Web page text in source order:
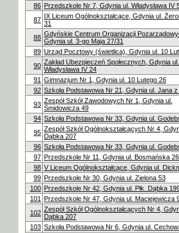
86 Przedszkole Nr 7, Gdynia ul. Władysława IV
87 IX Liceum Ogólnokształcące, Gdynia ul.
31
88 Gdyńskie Centrum Organizacji
Gdynia ul. 3-go Maja 27/31
89 Urząd Pocztowy (świetlica), Gdynia ul. 10
90 Zakład Ubezpieczeń Społecznych, Gdynia ul.
Władysława IV 24
91 Gimnazjum Nr 1, Gdynia ul. 10 Lutego 26
92 Szkoła Podstawowa Nr 21, Gdynia ul. Jana z
93 Zespół Szkół Zawodowych Nr 1, Gdynia ul.
Śmidowicza 49
94 Szkoła Podstawowa Nr 33, Gdynia ul.
95 Zespół Szkół Ogólnokształcących Nr 4,
Dąbka 207
96 Szkoła Podstawowa Nr 33, Gdynia ul.
97 Przedszkole Nr 11, Gdynia ul. Bosmańska 26
98 V Liceum Ogólnokształcące, Gdynia ul.
99 Przedszkole Nr 30, Gdynia ul. Zielona 53
100 Przedszkole Nr 42, Gdynia ul. Płk. Dąbka
101 Przedszkole Nr 47, Gdynia ul. Maciejewicza
102 Zespół Szkół Ogólnokształcących Nr 4,
Dąbka 207
103 Szkoła Podstawowa Nr 6, Gdynia ul.